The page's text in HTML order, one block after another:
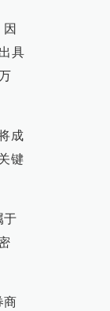
具
成
键
于
商